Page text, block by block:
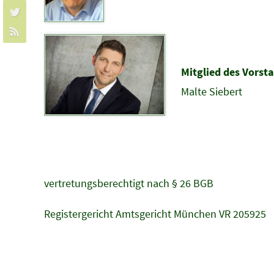
Mitglied des
Malte Siebert
vertretungsberechtigt nach § 26 BGB
Registergericht Amtsgericht München VR 205925